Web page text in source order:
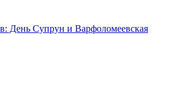
День Супрун и Варфоломеевская